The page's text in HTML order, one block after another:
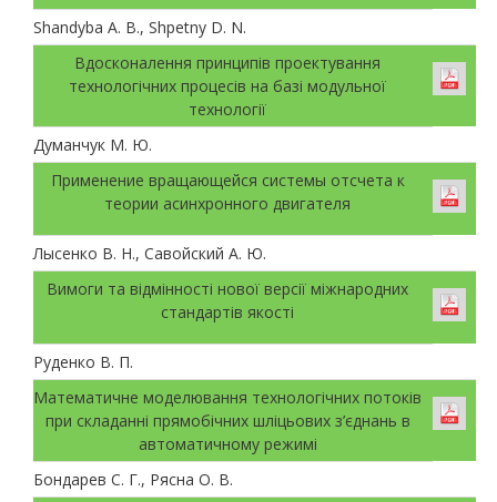
Shandyba A. B., Shpetny D. N.
Вдосконалення принципів проектування
технологічних процесів на базі модульної
технології
Думанчук М. Ю.
Применение вращающейся системы отсчета к
теории асинхронного двигателя
Лысенко В. Н., Савойский А. Ю.
Вимоги та відмінності нової версії міжнародних
стандартів якості
Руденко В. П.
Математичне моделювання технологічних потоків
при складанні прямобічних шліцьових з’єднань в
автоматичному режимі
Бондарев С. Г., Рясна О. В.